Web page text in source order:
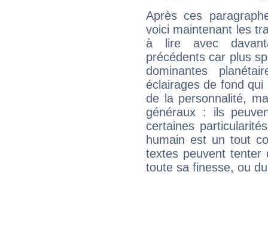
Après ces
voici maintenant les
à lire avec
précédents car plus
dominantes
éclairages de fond
de la personnalité,
généraux : ils
certaines
humain est un tout
textes peuvent tenter
toute sa finesse, ou